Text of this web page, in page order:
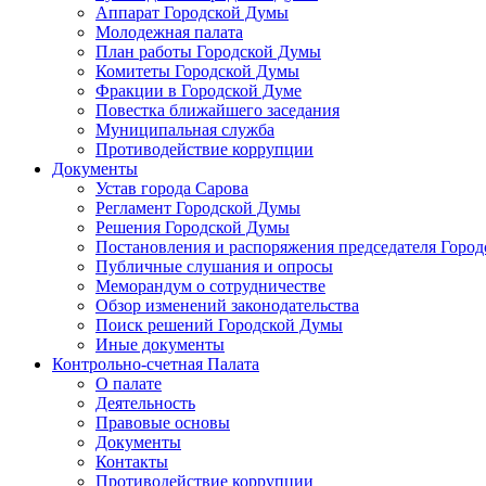
Аппарат Городской Думы
Молодежная палата
План работы Городской Думы
Комитеты Городской Думы
Фракции в Городской Думе
Повестка ближайшего заседания
Муниципальная служба
Противодействие коррупции
Документы
Устав города Сарова
Регламент Городской Думы
Решения Городской Думы
Постановления и распоряжения председателя
Публичные слушания и опросы
Меморандум о сотрудничестве
Обзор изменений законодательства
Поиск решений Городской Думы
Иные документы
Контрольно-счетная Палата
О палате
Деятельность
Правовые основы
Документы
Контакты
Противодействие коррупции